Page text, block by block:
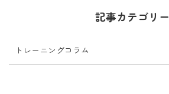
記事カテゴリー
トレーニングコラム